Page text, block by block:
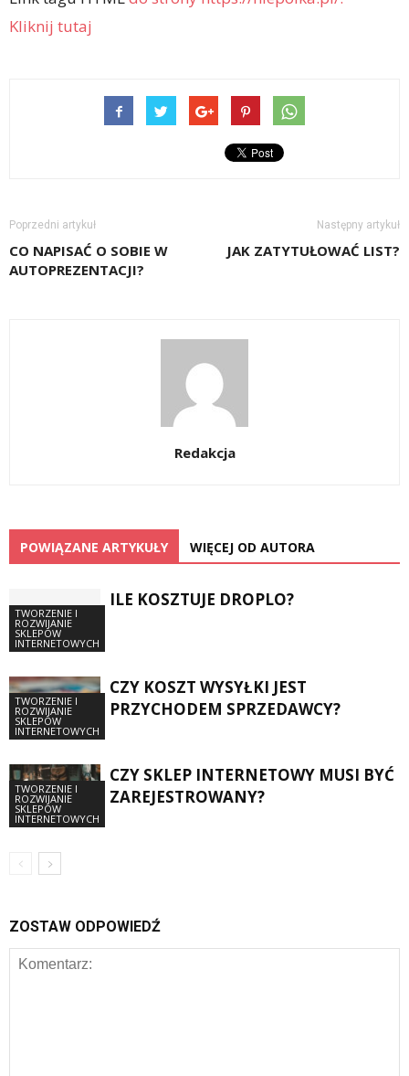
Kliknij tutaj
Poprzedni artykuł
CO NAPISAĆ O SOBIE W
AUTOPREZENTACJI?
Następny artykuł
JAK ZATYTUŁOWAĆ LIST?
Redakcja
POWIĄZANE ARTYKUŁY WIĘCEJ OD AUTORA
TWORZENIE I
ROZWIJANIE
SKLEPÓW
INTERNETOWYCH
ILE KOSZTUJE DROPLO?
TWORZENIE I
ROZWIJANIE
SKLEPÓW
INTERNETOWYCH
CZY KOSZT WYSYŁKI JEST
PRZYCHODEM SPRZEDAWCY?
TWORZENIE I
ROZWIJANIE
SKLEPÓW
INTERNETOWYCH
CZY SKLEP INTERNETOWY MUSI BYĆ
ZAREJESTROWANY?
ZOSTAW ODPOWIEDŹ